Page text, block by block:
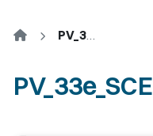
Accueil PV_33e_SCE
PV_33e_SCE